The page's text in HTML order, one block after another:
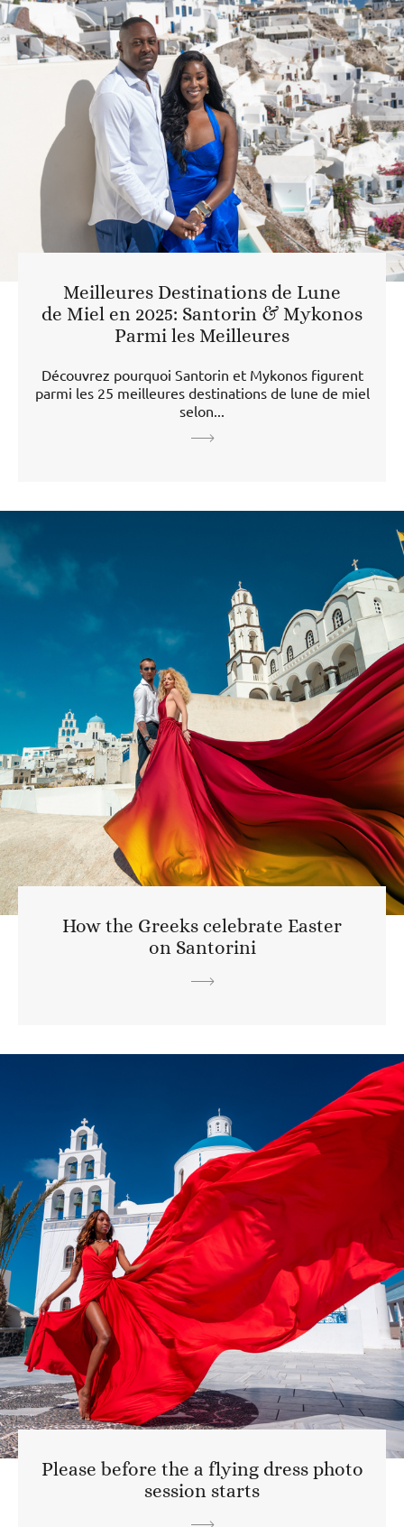
Meilleures Destinations de Lune
de Miel en 2025: Santorin & Mykonos
Parmi les Meilleures
Découvrez pourquoi Santorin et Mykonos figurent
parmi les 25 meilleures destinations de lune de miel
selon...
How the Greeks celebrate Easter
on Santorini
Please before the a flying dress photo
session starts